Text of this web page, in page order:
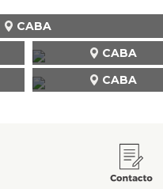
CABA
CABA
CABA